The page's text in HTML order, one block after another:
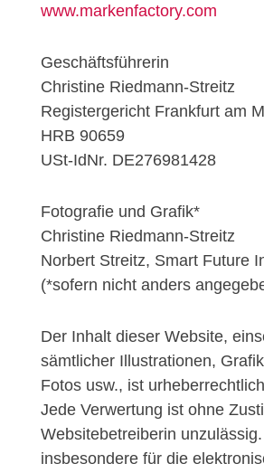
www.markenfactory.com
Geschäftsführerin
Christine Riedmann-Streitz
Registergericht Frankfurt am
HRB 90659
USt-IdNr. DE276981428
Fotografie und Grafik*
Christine Riedmann-Streitz
Norbert Streitz, Smart Future
(*sofern nicht anders
Der Inhalt dieser Website,
sämtlicher Illustrationen,
Fotos usw., ist
Jede Verwertung ist ohne
Websitebetreiberin
insbesondere für die